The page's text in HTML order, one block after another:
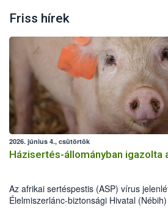
Friss hírek
2026. június 4., csütörtök
Házisertés-állományban igazolta
Az afrikai sertéspestis (ASP) vírus
Élelmiszerlánc-biztonsági Hivatal